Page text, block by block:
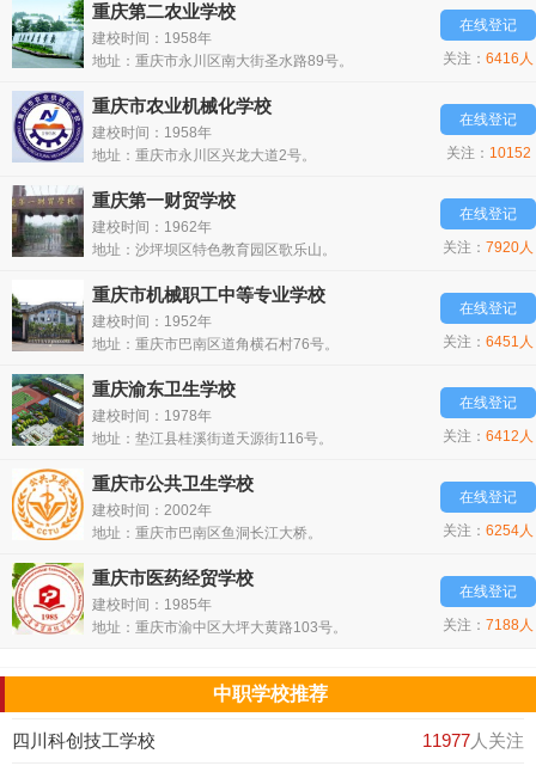
重庆第二农业学校
建校时间：1958年
地址：重庆市永川区南大街圣水路89号。
在线登记
关注： 6416人
重庆市农业机械化学校
建校时间：1958年
地址：重庆市永川区兴龙大道2号。
在线登记
关注： 10152
重庆第一财贸学校
建校时间：1962年
地址：沙坪坝区特色教育园区歌乐山。
在线登记
关注： 7920人
重庆市机械职工中等专业学校
建校时间：1952年
地址：重庆市巴南区道角横石村76号。
在线登记
关注： 6451人
重庆渝东卫生学校
建校时间：1978年
地址：垫江县桂溪街道天源街116号。
在线登记
关注： 6412人
重庆市公共卫生学校
建校时间：2002年
地址：重庆市巴南区鱼洞长江大桥。
在线登记
关注： 6254人
重庆市医药经贸学校
建校时间：1985年
地址：重庆市渝中区大坪大黄路103号。
在线登记
关注： 7188人
中职学校推荐
11977人关注
四川科创技工学校